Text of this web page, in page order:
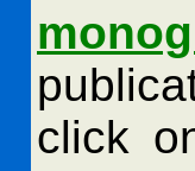
click